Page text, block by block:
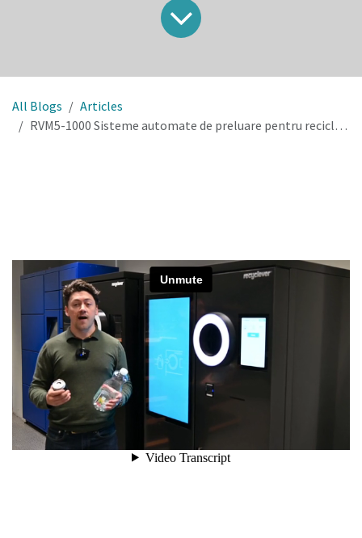
All Blogs
Articles
RVM5-1000 Sisteme automate de preluare pentru reciclarea ambalajelor